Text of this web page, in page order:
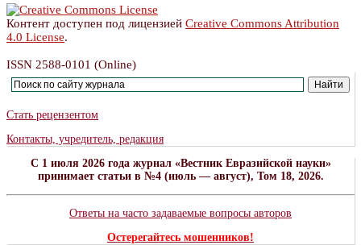
Контент доступен под лицензией Creative Commons Attribution
4.0 License.
ISSN 2588-0101 (Online)
Стать рецензентом
Контакты, учредитель, редакция
C 1 июля 2026 года журнал «Вестник Евразийской науки»
принимает статьи в №4 (июль — август), Том 18, 2026.
Ответы на часто задаваемые вопросы авторов
Остерегайтесь мошенников!